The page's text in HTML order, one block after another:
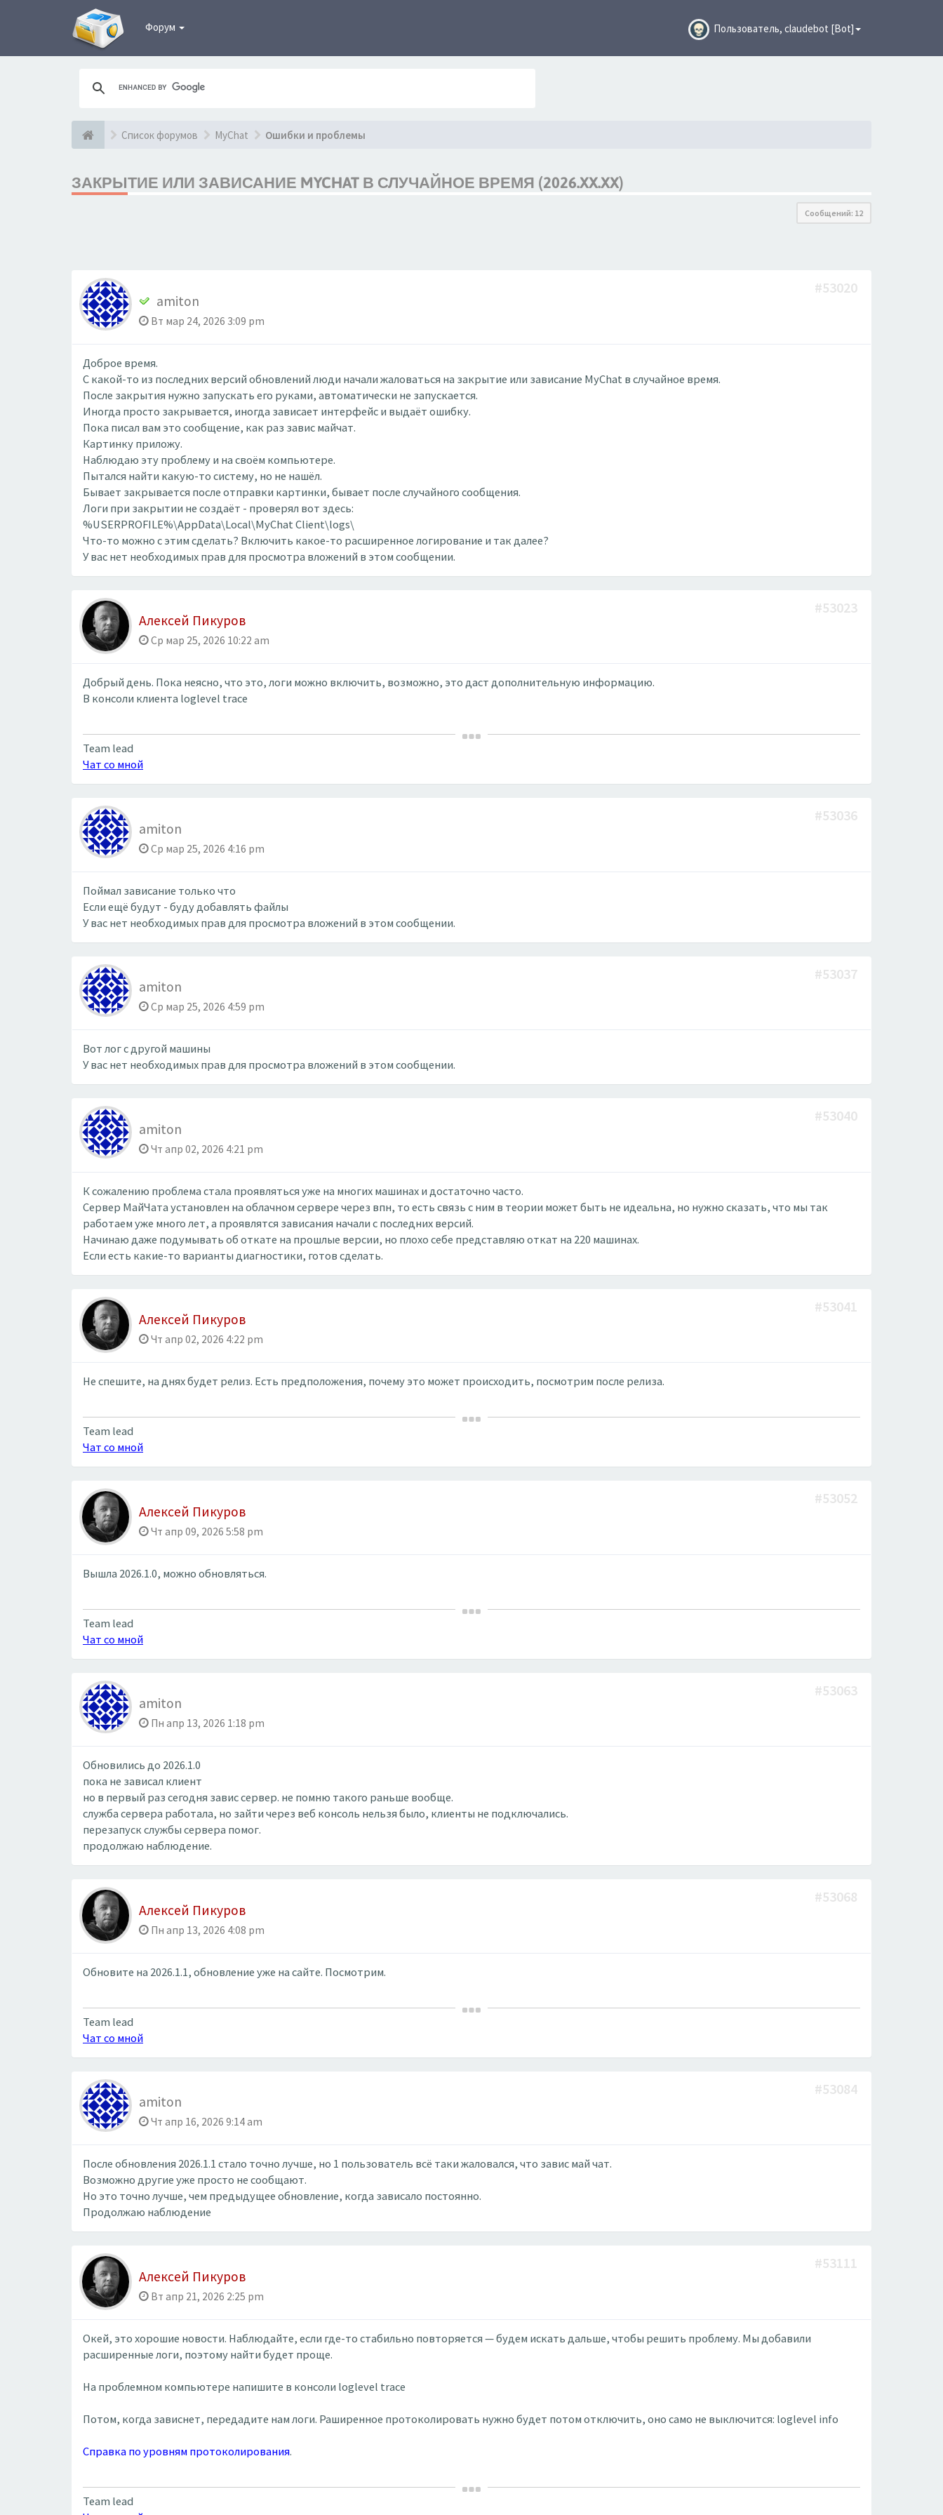
Форум Пользователь, claudebot [Bot]
Список форумов MyChat Ошибки и проблемы
ЗАКРЫТИЕ ИЛИ ЗАВИСАНИЕ MYCHAT В СЛУЧАЙНОЕ ВРЕМЯ (2026.XX.XX)
Сообщений: 12
amiton
Вт мар 24, 2026 3:09 pm
#53020
Доброе время.
С какой-то из последних версий обновлений люди начали жаловаться на закрытие или зависание MyChat в случайное время.
После закрытия нужно запускать его руками, автоматически не запускается.
Иногда просто закрывается, иногда зависает интерфейс и выдаёт ошибку.
Пока писал вам это сообщение, как раз завис майчат.
Картинку приложу.
Наблюдаю эту проблему и на своём компьютере.
Пытался найти какую-то систему, но не нашёл.
Бывает закрывается после отправки картинки, бывает после случайного сообщения.
Логи при закрытии не создаёт - проверял вот здесь:
%USERPROFILE%\AppData\Local\MyChat Client\logs\
Что-то можно с этим сделать? Включить какое-то расширенное логирование и так далее?
У вас нет необходимых прав для просмотра вложений в этом сообщении.
Алексей Пикуров
Ср мар 25, 2026 10:22 am
#53023
Добрый день. Пока неясно, что это, логи можно включить, возможно, это даст дополнительную информацию.
В консоли клиента loglevel trace
Team lead
Чат со мной
amiton
Ср мар 25, 2026 4:16 pm
#53036
Поймал зависание только что
Если ещё будут - буду добавлять файлы
У вас нет необходимых прав для просмотра вложений в этом сообщении.
amiton
Ср мар 25, 2026 4:59 pm
#53037
Вот лог с другой машины
У вас нет необходимых прав для просмотра вложений в этом сообщении.
amiton
Чт апр 02, 2026 4:21 pm
#53040
К сожалению проблема стала проявляться уже на многих машинах и достаточно часто.
Сервер МайЧата установлен на облачном сервере через впн, то есть связь с ним в теории может быть не идеальна, но нужно сказать, что мы так
работаем уже много лет, а проявлятся зависания начали с последних версий.
Начинаю даже подумывать об откате на прошлые версии, но плохо себе представляю откат на 220 машинах.
Если есть какие-то варианты диагностики, готов сделать.
Алексей Пикуров
Чт апр 02, 2026 4:22 pm
#53041
Не спешите, на днях будет релиз. Есть предположения, почему это может происходить, посмотрим после релиза.
Team lead
Чат со мной
Алексей Пикуров
Чт апр 09, 2026 5:58 pm
#53052
Вышла 2026.1.0, можно обновляться.
Team lead
Чат со мной
amiton
Пн апр 13, 2026 1:18 pm
#53063
Обновились до 2026.1.0
пока не зависал клиент
но в первый раз сегодня завис сервер. не помню такого раньше вообще.
служба сервера работала, но зайти через веб консоль нельзя было, клиенты не подключались.
перезапуск службы сервера помог.
продолжаю наблюдение.
Алексей Пикуров
Пн апр 13, 2026 4:08 pm
#53068
Обновите на 2026.1.1, обновление уже на сайте. Посмотрим.
Team lead
Чат со мной
amiton
Чт апр 16, 2026 9:14 am
#53084
После обновления 2026.1.1 стало точно лучше, но 1 пользователь всё таки жаловался, что завис май чат.
Возможно другие уже просто не сообщают.
Но это точно лучше, чем предыдущее обновление, когда зависало постоянно.
Продолжаю наблюдение
Алексей Пикуров
Вт апр 21, 2026 2:25 pm
#53111
Окей, это хорошие новости. Наблюдайте, если где-то стабильно повторяется — будем искать дальше, чтобы решить проблему. Мы добавили
расширенные логи, поэтому найти будет проще.
На проблемном компьютере напишите в консоли loglevel trace
Потом, когда зависнет, передадите нам логи. Раширенное протоколировать нужно будет потом отключить, оно само не выключится: loglevel info
Справка по уровням протоколирования.
Team lead